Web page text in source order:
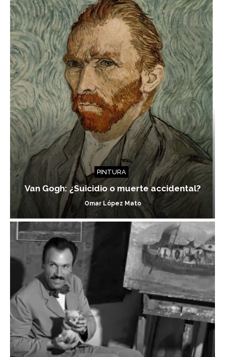
PINTURA
Van Gogh: ¿Suicidio o muerte accidental?
Omar López Mato